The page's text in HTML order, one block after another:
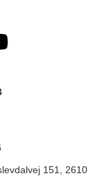
151, 2610